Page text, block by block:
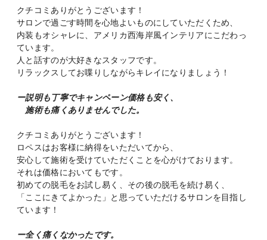
クチコミありがとうございます！
サロンで過ごす時間を心地よいものにしていただくため、
内装もオシャレに、アメリカ西海岸風インテリアにこだわっ
ています。
人と話すのが大好きなスタッフです。
リラックスしてお喋りしながらキレイになりましょう！
ー説明も丁寧でキャンペーン価格も安く、
施術も痛くありませんでした。
クチコミありがとうございます！
ロペスはお客様に納得をいただいてから、
安心して施術を受けていただくことを心がけております。
それは価格においてもです。
初めての脱毛をお試し易く、その後の脱毛を続け易く、
「ここにきてよかった」と思っていただけるサロンを目指し
ています！
ー全く痛くなかったです。